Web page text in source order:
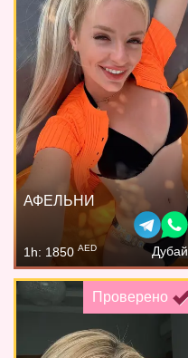
АФЕЛЬНИ
1h: 1850 AED Дубай
Проверено